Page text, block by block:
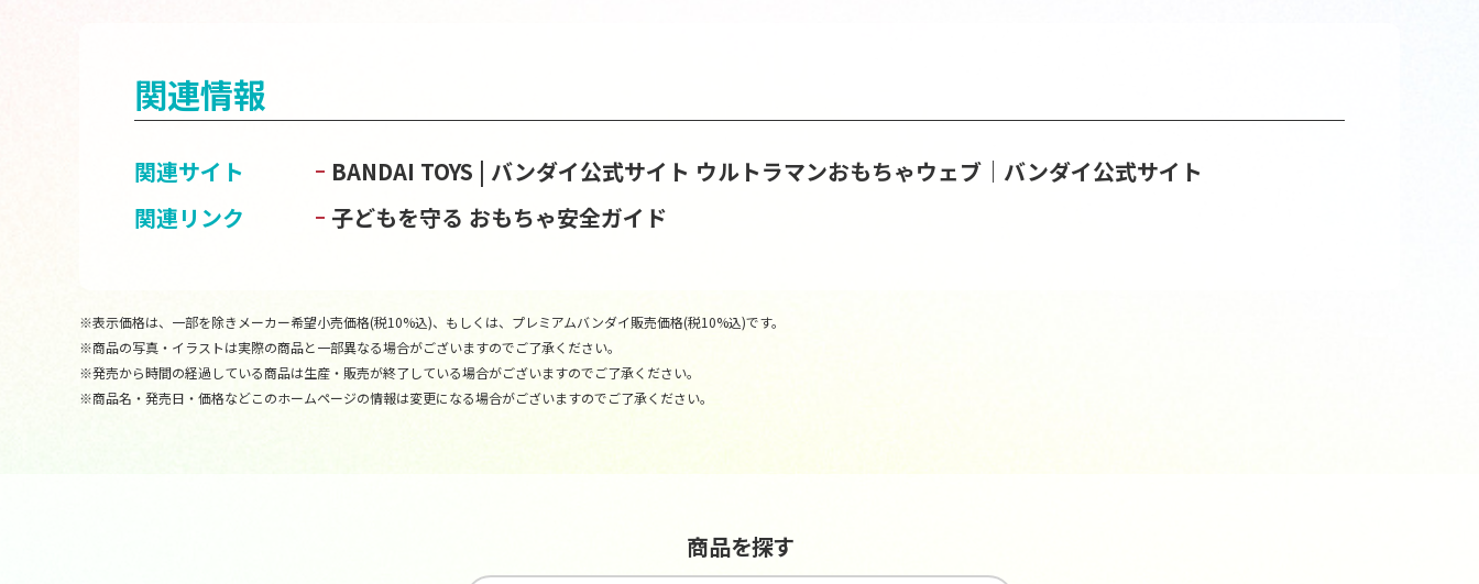
関連情報
関連サイト BANDAI TOYS | バンダイ公式サイト ウルトラマンおもちゃウェブ｜バンダイ公式サイト
関連リンク
子どもを守る おもちゃ安全ガイド
※表示価格は、一部を除きメーカー希望小売価格(税10%込)、もしくは、プレミアムバンダイ販売価格(税10%込)です。
※商品の写真・イラストは実際の商品と一部異なる場合がございますのでご了承ください。
※発売から時間の経過している商品は生産・販売が終了している場合がございますのでご了承ください。
※商品名・発売日・価格などこのホームページの情報は変更になる場合がございますのでご了承ください。
商品を探す